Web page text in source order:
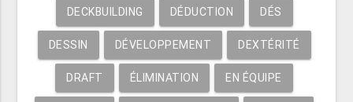
DECKBUILDING DÉDUCTION DÉS
DESSIN DÉVELOPPEMENT DEXTÉRITÉ
DRAFT ÉLIMINATION EN ÉQUIPE